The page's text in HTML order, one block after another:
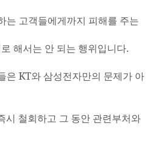
는 고객들에게까지 피해를 주는
해서는 안 되는 행위입니다.
은 KT와 삼성전자만의 문제가 아
시 철회하고 그 동안 관련부처와